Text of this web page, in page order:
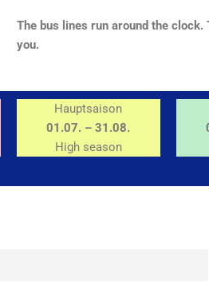
The bus lines run around the
you.
Hauptsaison
01.07. – 31.08.
High season